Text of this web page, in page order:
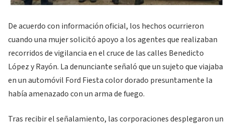
De acuerdo con información oficial, los hechos ocurrieron
cuando una mujer solicitó apoyo a los agentes que realizaban
recorridos de vigilancia en el cruce de las calles Benedicto
López y Rayón. La denunciante señaló que un sujeto que viajaba
en un automóvil Ford Fiesta color dorado presuntamente la
había amenazado con un arma de fuego.
Tras recibir el señalamiento, las corporaciones desplegaron un